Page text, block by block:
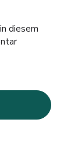
diesem